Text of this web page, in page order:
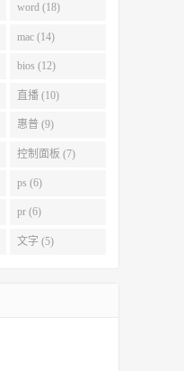
word (18)
mac (14)
bios (12)
直播 (10)
惠普 (9)
控制面板 (7)
ps (6)
pr (6)
文字 (5)